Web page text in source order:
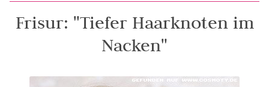
Frisur: "Tiefer Haarknoten im
Nacken"